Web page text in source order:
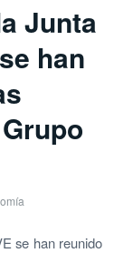
Junta
han
se han reunido